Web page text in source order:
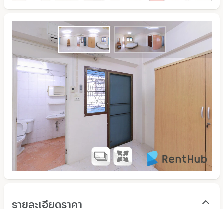
รายละเอียดราคา